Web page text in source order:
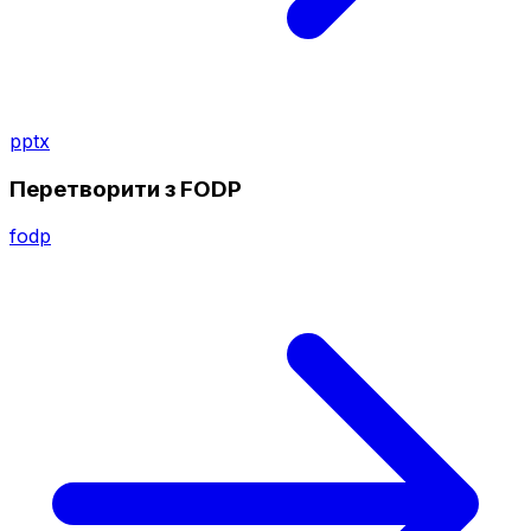
pptx
Перетворити з FODP
fodp